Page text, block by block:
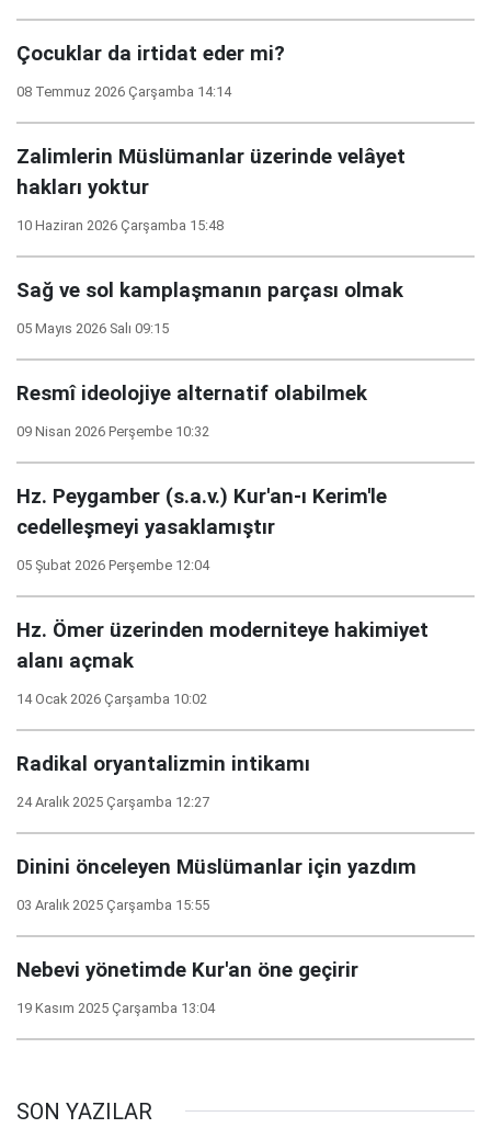
Çocuklar da irtidat eder mi?
08 Temmuz 2026 Çarşamba 14:14
Zalimlerin Müslümanlar üzerinde velâyet
hakları yoktur
10 Haziran 2026 Çarşamba 15:48
Sağ ve sol kamplaşmanın parçası olmak
05 Mayıs 2026 Salı 09:15
Resmî ideolojiye alternatif olabilmek
09 Nisan 2026 Perşembe 10:32
Hz. Peygamber (s.a.v.) Kur'an-ı Kerim'le
cedelleşmeyi yasaklamıştır
05 Şubat 2026 Perşembe 12:04
Hz. Ömer üzerinden moderniteye hakimiyet
alanı açmak
14 Ocak 2026 Çarşamba 10:02
Radikal oryantalizmin intikamı
24 Aralık 2025 Çarşamba 12:27
Dinini önceleyen Müslümanlar için yazdım
03 Aralık 2025 Çarşamba 15:55
Nebevi yönetimde Kur'an öne geçirir
19 Kasım 2025 Çarşamba 13:04
SON YAZILAR